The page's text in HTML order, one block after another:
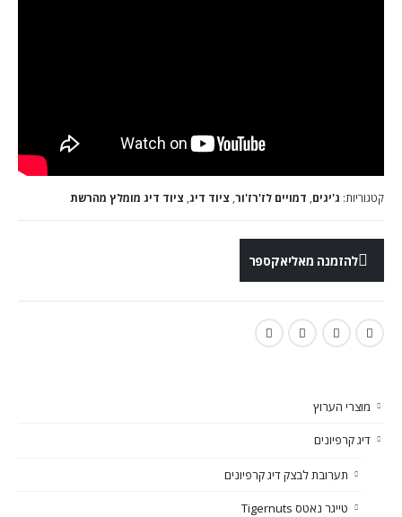
קטגוריות: ג'יגים, דמויים לז'רז'ור, ציוד דיג, ציוד דיג מומלץ מהרשת
להזמנה מאליאקספר
מוצרי הערוץ
דיג קרפיונים
תערובת לבצק דיג קרפיונים
טייגר נאטס Tigernuts